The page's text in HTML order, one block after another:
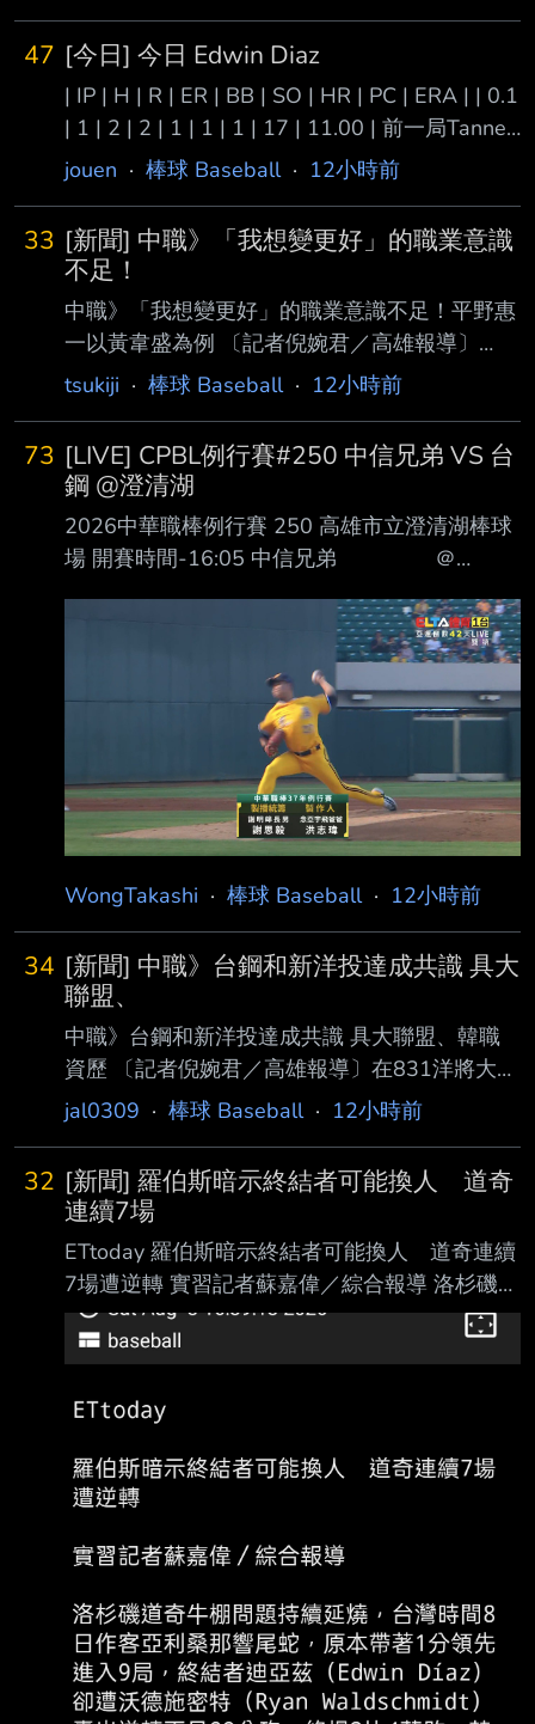
47 [今日] 今日 Edwin Diaz
| IP | H | R | ER | BB | SO | HR | PC | ERA | | 0.1
| 1 | 2 | 2 | 1 | 1 | 1 | 17 | 11.00 | 前一局Tanner
搞到滿壘 驚險下莊 最後一局領先一分 Diaz一上
下去 道奇七連敗中... --
jouen · 棒球 Baseball· 12小時前
33 [新聞] 中職》「我想變更好」的職業意識
不足！
中職》「我想變更好」的職業意識不足！平野惠
一以黃韋盛為例 〔記者倪婉君／高雄報導〕
「可能很多人都覺得我對老將特別好、對年輕球
覺得盡早把這些年輕人的基礎打好，是很重要的
事。」中信兄 弟總教練平野惠一今天賽前在回
答媒體對於27歲內野手黃韋盛的提問時，有感而
發地道出兄 弟目前年輕選手普遍職業意識不
足，「不只是韋盛，大家的職業意識，都有加強
的空間。」 黃韋盛開季手感不俗，甚至在4月底
一度以近4成打擊率高居榜首，只是好手感並未
一直維持 ，在今天賽前的打擊率已掉至2成44，
但
tsukiji · 棒球 Baseball· 12小時前
73 [LIVE] CPBL例行賽#250 中信兄弟 VS 台
鋼 @澄清湖
2026中華職棒例行賽 250 高雄市立澄清湖棒球
場 開賽時間-16:05 中信兄弟 ＠
Ｂ 王博玄 ３Ｂ 張士綸 Ｓ
Ｓ 曾子祐 ＣＦ 宋晟睿 Ｃ
Ｆ 陳文杰 ＤＨ 陳俊秀 Ｄ
Ｈ 魔 鷹 ＬＦ 曾頌恩 ＬＦ
王柏融 ＳＳ 江坤宇 ３Ｂ 吳念
庭 １Ｂ 黃韋盛 ＲＦ 藍寅倫
Ｃ 高宇杰 Ｃ 顏采丞 ２
Ｂ 岳東華 ２Ｂ 曾昱磬
WongTakashi · 棒球 Baseball· 12小時前
34 [新聞] 中職》台鋼和新洋投達成共識 具大
聯盟、
中職》台鋼和新洋投達成共識 具大聯盟、韓職
資歷 〔記者倪婉君／高雄報導〕在831洋將大限
之前，台鋼雄鷹球團今天宣布和新洋投完成簽約
隊劉東洋僅表示新洋投具亞洲資歷，去年也 在
球團物色的新洋投人選之一，今年在尋覓新洋投
時，球探再推薦這名人選；據了解，這名 新洋
投是具大聯盟和韓職資歷的36歲右投方特（暫
譯，Wilmer Font），今年則在墨西哥聯 盟出
賽。 中職現行洋將規則是，每隊註冊4人、一軍
登錄3人、同時上場2人，目前台鋼註冊的4名洋
jal0309 · 棒球 Baseball· 12小時前
32 [新聞] 羅伯斯暗示終結者可能換人 道奇
連續7場
ETtoday 羅伯斯暗示終結者可能換人 道奇連續
7場遭逆轉 實習記者蘇嘉偉／綜合報導 洛杉磯道
奇牛棚問題持續延燒，台灣時間8日作客亞利桑
那響尾蛇，原本帶著1分領先進入 9局，終結者
Waldschmidt）轟出逆轉再見 2分砲，終場3比4
（Dave Roberts）賽後也鬆口 ，球隊可能必須
考慮其他終結者選擇。 道奇此役8局靠帕赫斯
（Andy Pages）敲出左外野超前陽春砲，以3比
2取得領先，不過迪 亞茲9局登